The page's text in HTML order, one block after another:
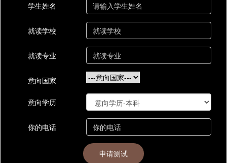
学生姓名
就读学校
就读专业
意向国家
意向学历
你的电话